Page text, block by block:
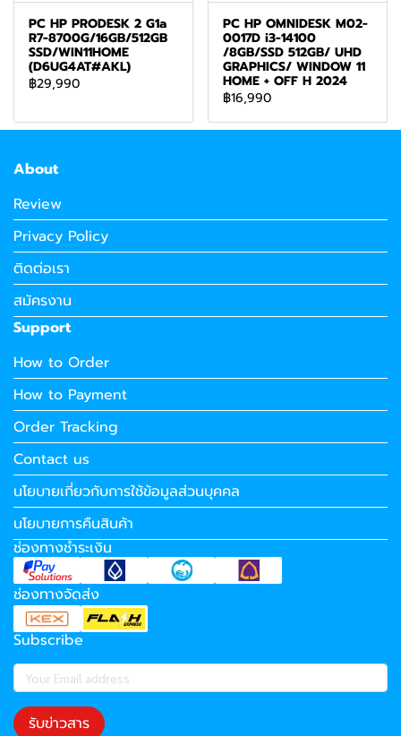
PC HP PRODESK 2 G1a
R7-8700G/16GB/512GB
SSD/WIN11HOME
(D6UG4AT#AKL)
฿29,990
PC HP OMNIDESK M02-
0017D i3-14100
/8GB/SSD 512GB/ UHD
GRAPHICS/ WINDOW 11
HOME + OFF H 2024
฿16,990
About
Review
Privacy Policy
ติดต่อเรา
สมัครงาน
Support
How to Order
How to Payment
Order Tracking
Contact us
นโยบายเกี่ยวกับการใช้ข้อมูลส่วนบุคคล
นโยบายการคืนสินค้า
ช่องทางชำระเงิน
ช่องทางจัดส่ง
Subscribe
รับข่าวสาร